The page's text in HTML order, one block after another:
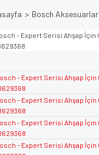
Bosch Aksesuarlar